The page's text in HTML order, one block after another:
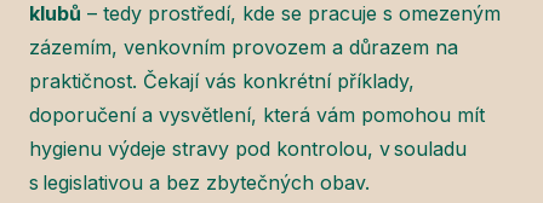
klubů – tedy prostředí, kde se pracuje s omezeným
zázemím, venkovním provozem a důrazem na
praktičnost. Čekají vás konkrétní příklady,
doporučení a vysvětlení, která vám pomohou mít
hygienu výdeje stravy pod kontrolou, v souladu
s legislativou a bez zbytečných obav.